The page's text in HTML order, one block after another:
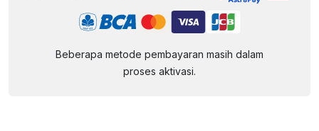
Beberapa metode pembayaran masih dalam
proses aktivasi.